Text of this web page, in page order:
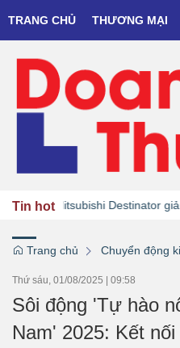
TRANG CHỦ THƯƠNG MẠI
Tin hot
Mitsubishi Destinator giảm
Trang chủ Chuyển động
Thứ sáu, 01/08/2025 09:58
Sôi động 'Tự hào
Nam' 2025: Kết